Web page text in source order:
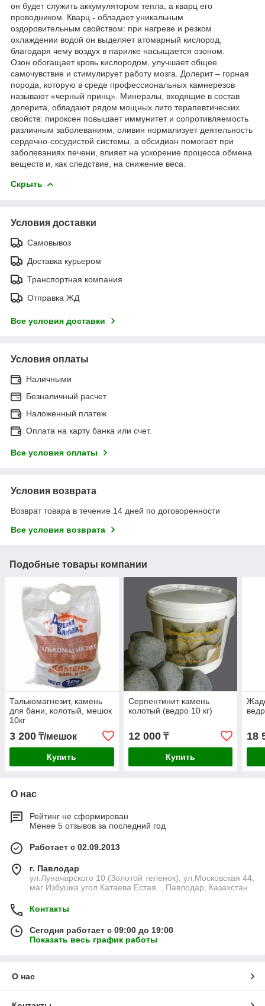
он будет служить аккумулятором тепла, а кварц его
проводником. Кварц - обладает уникальным
оздоровительным свойством: при нагреве и резком
охлаждении водой он выделяет атомарный кислород,
благодаря чему воздух в парилке насыщается озоном.
Озон обогащает кровь кислородом, улучшает общее
самочувствие и стимулирует работу мозга. Долерит – горная
порода, которую в среде профессиональных камнерезов
называют «черный принц». Минералы, входящие в состав
долерита, обладают рядом мощных лито терапевтических
свойств: пироксен повышает иммунитет и сопротивляемость
различным заболеваниям, оливин нормализует деятельность
сердечно-сосудистой системы, а обсидиан помогает при
заболеваниях печени, влияет на ускорение процесса обмена
веществ и, как следствие, на снижение веса.
Скрыть
Условия доставки
Самовывоз
Доставка курьером
Транспортная компания
Отправка ЖД
Все условия доставки
Условия оплаты
Наличными
Безналичный расчет
Наложенный платеж
Оплата на карту банка или счет.
Все условия оплаты
Условия возврата
Возврат товара в течение 14 дней по договоренности
Все условия возврата
Подобные товары компании
Талькомагнезит, камень
для бани, колотый, мешок
10кг
3 200 ₸/мешок
Купить
Серпентинит камень
колотый (ведро 10 кг)
12 000₸
Купить
18
О нас
Рейтинг не сформирован
Менее 5 отзывов за последний год
Работает с 02.09.2013
г. Павлодар
ул.Луначарского 10 (Золотой теленок), ул.Московская 44,
маг Избушка угол Катаева Естая. , Павлодар, Казахстан
Контакты
Сегодня работает с 09:00 до 19:00
Показать весь график работы
О нас